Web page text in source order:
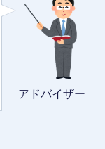
アドバイザー